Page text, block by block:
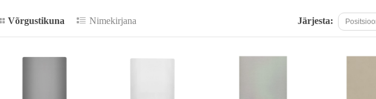
Võrgustikuna Nimekirjana Järjesta: